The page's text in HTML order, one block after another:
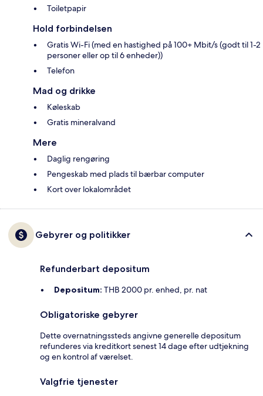
Toiletpapir
Hold forbindelsen
Gratis Wi-Fi (med en hastighed på 100+ Mbit/s (godt til 1-2
personer eller op til 6 enheder))
Telefon
Mad og drikke
Køleskab
Gratis mineralvand
Mere
Daglig rengøring
Pengeskab med plads til bærbar computer
Kort over lokalområdet
Gebyrer og politikker
Refunderbart depositum
Depositum: THB 2000 pr. enhed, pr. nat
Obligatoriske gebyrer
Dette overnatningssteds angivne generelle depositum
refunderes via kreditkort senest 14 dage efter udtjekning
og en kontrol af værelset.
Valgfrie tjenester